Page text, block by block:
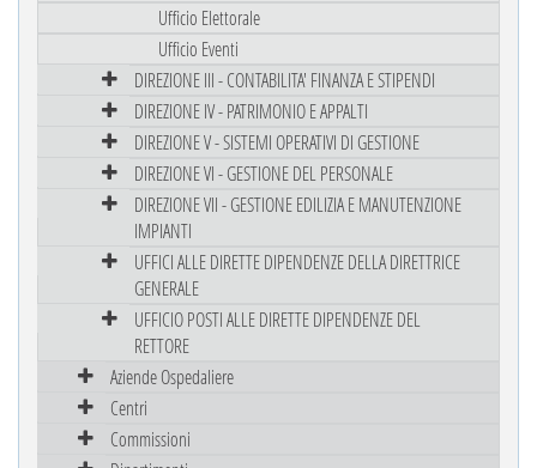
Ufficio Elettorale
Ufficio Eventi
DIREZIONE III - CONTABILITA' FINANZA E STIPENDI
DIREZIONE IV - PATRIMONIO E APPALTI
DIREZIONE V - SISTEMI OPERATIVI DI GESTIONE
DIREZIONE VI - GESTIONE DEL PERSONALE
DIREZIONE VII - GESTIONE EDILIZIA E MANUTENZIONE
IMPIANTI
UFFICI ALLE DIRETTE DIPENDENZE DELLA DIRETTRICE
GENERALE
UFFICIO POSTI ALLE DIRETTE DIPENDENZE DEL
RETTORE
Aziende Ospedaliere
Centri
Commissioni